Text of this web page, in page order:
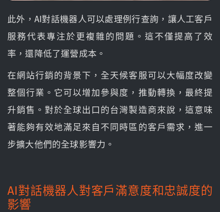
此外，AI對話機器人可以處理例行查詢，讓人工客戶
服務代表專注於更複雜的問題。這不僅提高了效
率，還降低了運營成本。
在網站行銷的背景下，全天候客服可以大幅度改變
整個行業。它可以增加參與度，推動轉換，最終提
升銷售。對於全球出口的台灣製造商來說，這意味
著能夠有效地滿足來自不同時區的客戶需求，進一
步擴大他們的全球影響力。
AI對話機器人對客戶滿意度和忠誠度的
影響